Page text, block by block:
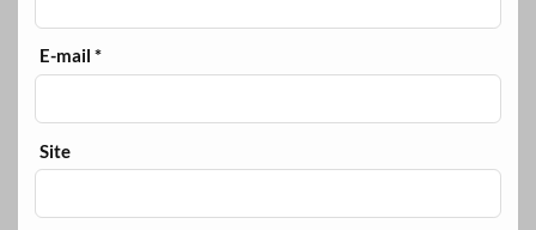
E-mail*
Site